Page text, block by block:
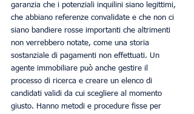
garanzia che i potenziali inquilini siano legittimi,
che abbiano referenze convalidate e che non ci
siano bandiere rosse importanti che altrimenti
non verrebbero notate, come una storia
sostanziale di pagamenti non effettuati. Un
agente immobiliare può anche gestire il
processo di ricerca e creare un elenco di
candidati validi da cui scegliere al momento
giusto. Hanno metodi e procedure fisse per